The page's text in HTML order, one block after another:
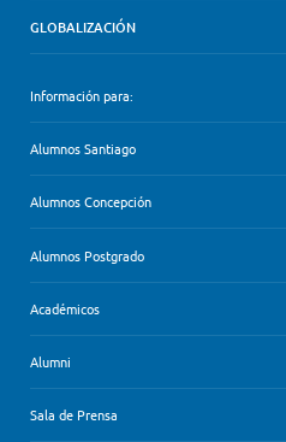
GLOBALIZACIÓN
Información para:
Alumnos Santiago
Alumnos Concepción
Alumnos Postgrado
Académicos
Alumni
Sala de Prensa